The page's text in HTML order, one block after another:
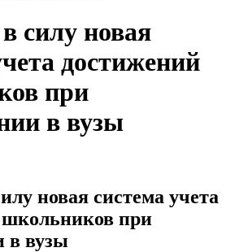
силу новая
достижений
при
в вузы
новая система учета
при
в вузы